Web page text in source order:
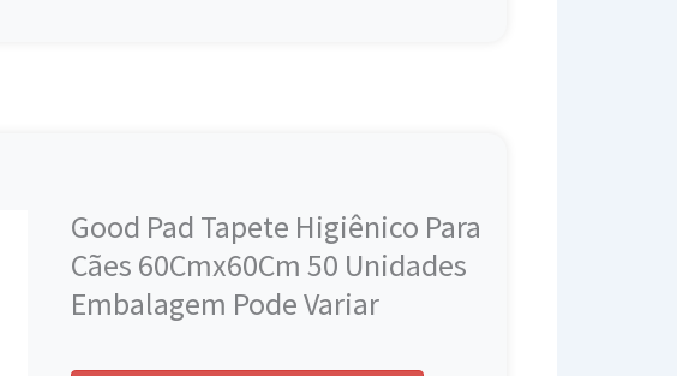
Good Pad Tapete Higiênico Para
Cães 60Cmx60Cm 50 Unidades
Embalagem Pode Variar